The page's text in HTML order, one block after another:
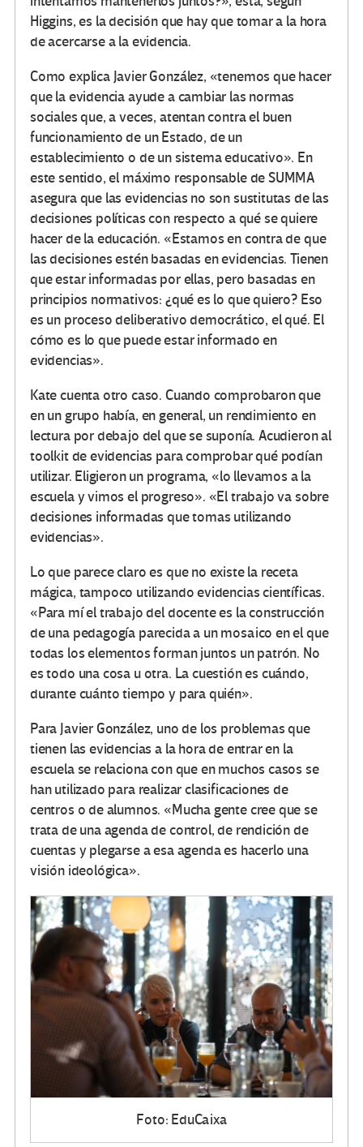
Higgins, es la decisión que hay que tomar a la hora
de acercarse a la evidencia.
Como explica Javier González, «tenemos que hacer
que la evidencia ayude a cambiar las normas
sociales que, a veces, atentan contra el buen
funcionamiento de un Estado, de un
establecimiento o de un sistema educativo». En
este sentido, el máximo responsable de SUMMA
asegura que las evidencias no son sustitutas de las
decisiones políticas con respecto a qué se quiere
hacer de la educación. «Estamos en contra de que
las decisiones estén basadas en evidencias. Tienen
que estar informadas por ellas, pero basadas en
principios normativos: ¿qué es lo que quiero? Eso
es un proceso deliberativo democrático, el qué. El
cómo es lo que puede estar informado en
evidencias».
Kate cuenta otro caso. Cuando comprobaron que
en un grupo había, en general, un rendimiento en
lectura por debajo del que se suponía. Acudieron al
toolkit de evidencias para comprobar qué podían
utilizar. Eligieron un programa, «lo llevamos a la
escuela y vimos el progreso». «El trabajo va sobre
decisiones informadas que tomas utilizando
evidencias».
Lo que parece claro es que no existe la receta
mágica, tampoco utilizando evidencias científicas.
«Para mí el trabajo del docente es la construcción
de una pedagogía parecida a un mosaico en el que
todas los elementos forman juntos un patrón. No
es todo una cosa u otra. La cuestión es cuándo,
durante cuánto tiempo y para quién».
Para Javier González, uno de los problemas que
tienen las evidencias a la hora de entrar en la
escuela se relaciona con que en muchos casos se
han utilizado para realizar clasificaciones de
centros o de alumnos. «Mucha gente cree que se
trata de una agenda de control, de rendición de
cuentas y plegarse a esa agenda es hacerlo una
visión ideológica».
Foto: EduCaixa